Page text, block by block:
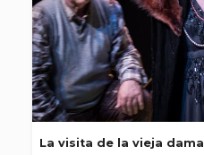
La visita de la vieja dama